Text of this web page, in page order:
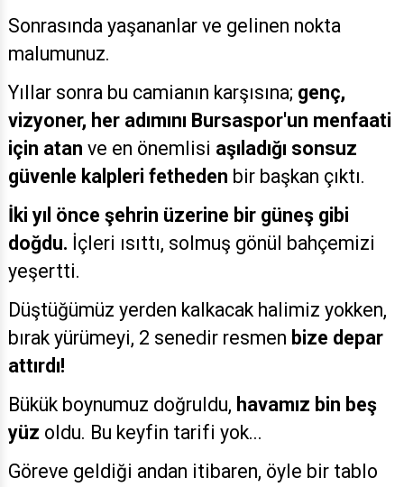
Sonrasında yaşananlar ve gelinen nokta
malumunuz.
Yıllar sonra bu camianın karşısına; genç,
vizyoner, her adımını Bursaspor'un menfaati
için atan ve en önemlisi aşıladığı sonsuz
güvenle kalpleri fetheden bir başkan çıktı.
İki yıl önce şehrin üzerine bir güneş gibi
doğdu. İçleri ısıttı, solmuş gönül bahçemizi
yeşertti.
Düştüğümüz yerden kalkacak halimiz yokken,
bırak yürümeyi, 2 senedir resmen bize depar
attırdı!
Bükük boynumuz doğruldu, havamız bin beş
yüz oldu. Bu keyfin tarifi yok...
Göreve geldiği andan itibaren, öyle bir tablo